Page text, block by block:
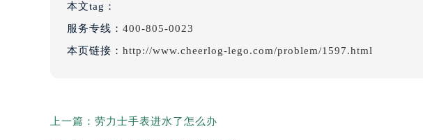
本文tag：
服务专线： 400-805-0023
本页链接： http://www.cheerlog-lego.com/problem/1597.html
上一篇： 劳力士手表进水了怎么办